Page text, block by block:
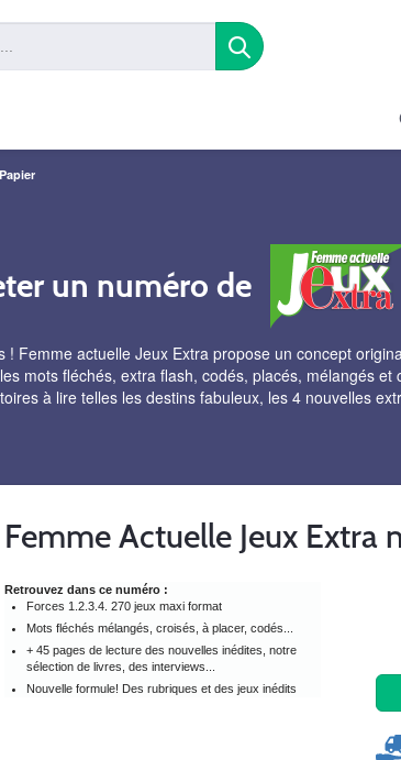
un numéro de
Femme actuelle Jeux Extra propose un concept
mots fléchés, extra flash, codés, placés, mélangés
à lire telles les destins fabuleux, les 4 nouvelles
Femme Actuelle Jeux Extra
Retrouvez dans ce numéro :
Forces 1.2.3.4. 270 jeux maxi format
Mots fléchés mélangés, croisés, à placer, codés...
+ 45 pages de lecture des nouvelles inédites, notre
sélection de livres, des interviews...
Nouvelle formule! Des rubriques et des jeux inédits